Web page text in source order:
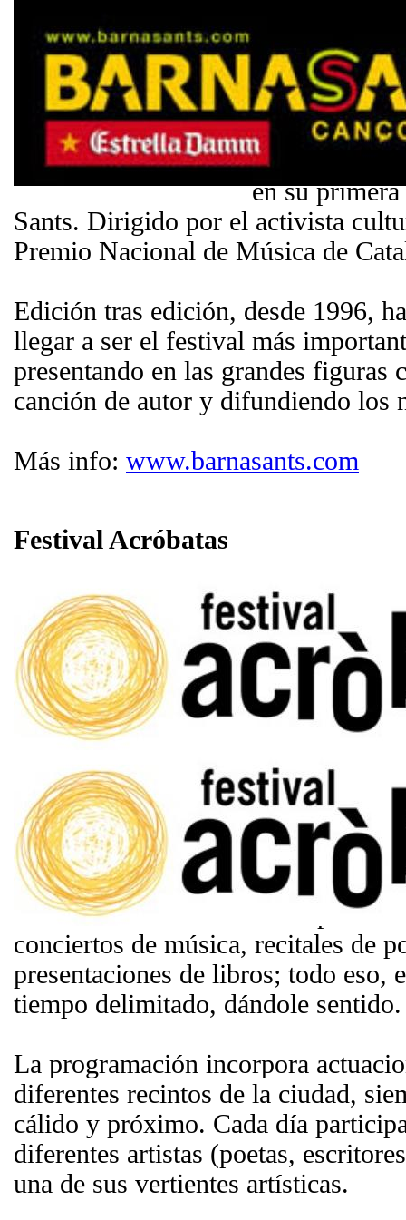
festival
cantautores
festival de
celebra en
Barcelona, si
en su
Sants. Dirigido por el activista
Premio Nacional de Música de
Edición tras edición, desde 1996,
llegar a ser el festival más
presentando en las grandes figuras
canción de autor y difundiendo los
Más info: www.barnasants.com
Festival Acróbatas
Acròbates
de ciclo de
demúsica y
celebra
L'Hospitalet.
conciertos de música, recitales de
presentaciones de libros; todo eso,
tiempo delimitado, dándole sentido.
La programación incorpora
diferentes recintos de la ciudad,
cálido y próximo. Cada día
diferentes artistas (poetas,
una de sus vertientes artísticas.